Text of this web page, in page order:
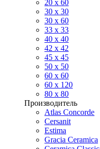
20 x 60
30 х 30
30 x 60
33 x 33
40 х 40
42 x 42
45 x 45
50 x 50
60 х 60
60 x 120
80 x 80
Производитель
Atlas Concorde
Cersanit
Estima
Gracia Ceramica